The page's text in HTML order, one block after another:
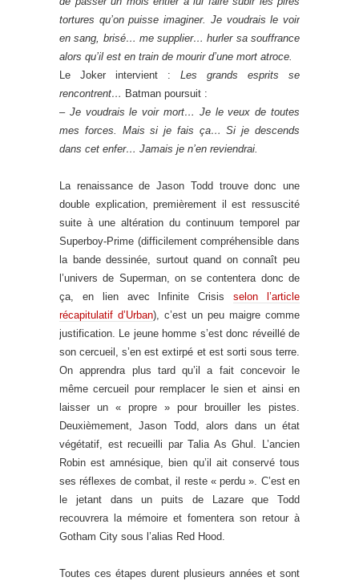
tortures qu’on puisse imaginer. Je voudrais le voir
en sang, brisé… me supplier… hurler sa souffrance
alors qu’il est en train de mourir d’une mort atroce.
Le Joker intervient : Les grands esprits se
rencontrent… Batman poursuit :
– Je voudrais le voir mort… Je le veux de toutes
mes forces. Mais si je fais ça… Si je descends
dans cet enfer… Jamais je n’en reviendrai.
La renaissance de Jason Todd trouve donc une
double explication, premièrement il est ressuscité
suite à une altération du continuum temporel par
Superboy-Prime (difficilement compréhensible dans
la bande dessinée, surtout quand on connaît peu
l’univers de Superman, on se contentera donc de
ça, en lien avec Infinite Crisisselon l’article
récapitulatif d’Urban), c’est un peu maigre comme
justification. Le jeune homme s’est donc réveillé de
son cercueil, s’en est extirpé et est sorti sous terre.
On apprendra plus tard qu’il a fait concevoir le
même cercueil pour remplacer le sien et ainsi en
laisser un « propre » pour brouiller les pistes.
Deuxièmement, Jason Todd, alors dans un état
végétatif, est recueilli par Talia As Ghul. L’ancien
Robin est amnésique, bien qu’il ait conservé tous
ses réflexes de combat, il reste « perdu ». C’est en
le jetant dans un puits de Lazare que Todd
recouvrera la mémoire et fomentera son retour à
Gotham City sous l’alias Red Hood.
Toutes ces étapes durent plusieurs années et sont